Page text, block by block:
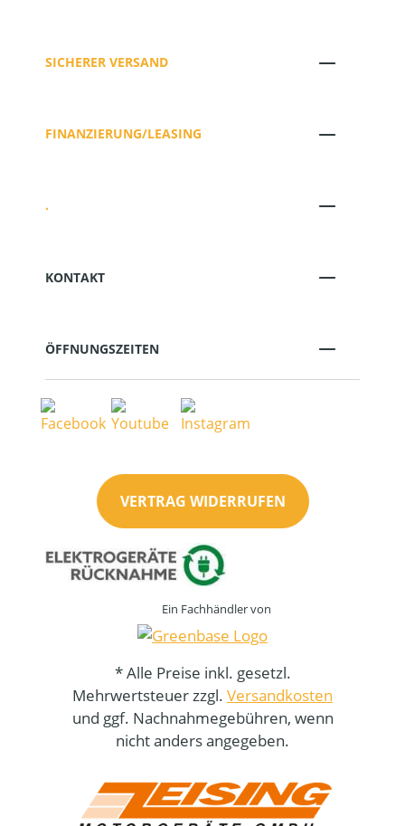
SICHERER VERSAND
FINANZIERUNG/LEASING
.
KONTAKT
ÖFFNUNGSZEITEN
VERTRAG WIDERRUFEN
Ein Fachhändler von
* Alle Preise inkl. gesetzl.
Mehrwertsteuer zzgl. Versandkosten
und ggf. Nachnahmegebühren, wenn
nicht anders angegeben.